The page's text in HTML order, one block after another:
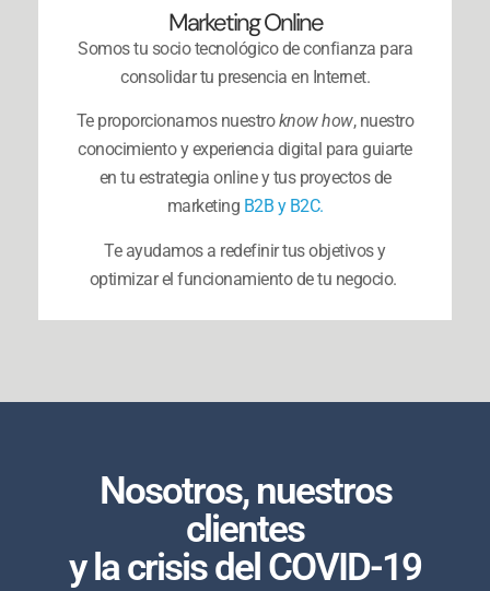
Marketing Online
Somos tu socio tecnológico de confianza para
consolidar tu presencia en Internet.
Te proporcionamos nuestroknow how, nuestro
conocimiento y experiencia digital para guiarte
en tu estrategia online y tus proyectos de
marketing B2B y B2C.
Te ayudamos a redefinir tus objetivos y
optimizar el funcionamiento de tu negocio.
Nosotros, nuestros
clientes
y la crisis del COVID-19